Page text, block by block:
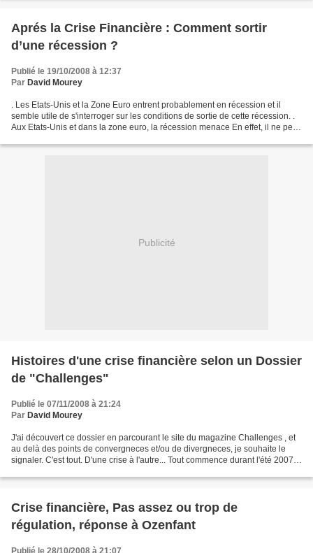
Aprés la Crise Financière : Comment sortir
d’une récession ?
Publié le 19/10/2008 à 12:37
Par David Mourey
. Les Etats-Unis et la Zone Euro entrent probablement en récession et il
semble utile de s'interroger sur les conditions de sortie de cette récession. .
Aux Etats-Unis et dans la zone euro, la récession menace En effet, il ne peut
Publicité
Histoires d'une crise financière selon un Dossier
de "Challenges"
Publié le 07/11/2008 à 21:24
Par David Mourey
J'ai découvert ce dossier en parcourant le site du magazine Challenges , et
au delà des points de convergneces et/ou de divergneces, je souhaite le
signaler. C'est tout. D'une crise à l'autre... Tout commence durant l'été 2007
Crise financière, Pas assez ou trop de
régulation, réponse à Ozenfant
Publié le 28/10/2008 à 21:07